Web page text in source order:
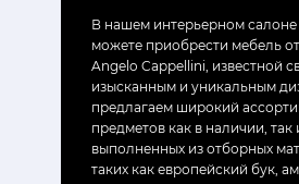
В нашем интерьерном
можете приобрести мебель
Angelo Cappellini, известной
изысканным и уникальным
предлагаем широкий
предметов как в наличии, так
выполненных из отборных
таких как европейский бук,